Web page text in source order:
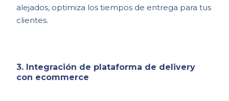
alejados, optimiza los tiempos de entrega para tus
clientes.
3. Integración de plataforma de delivery
con ecommerce